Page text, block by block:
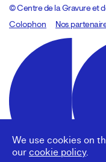
We use cookies on
our cookie policy.
© Centre de la Gravure et
Colophon
Design:Marcel Kaczmarek,
Nos